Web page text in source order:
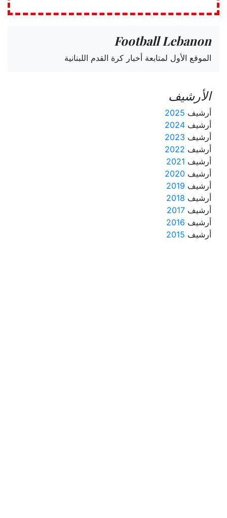
Football Lebanon
الموقع الأول لمتابعة أخبار كرة القدم اللبنانية
الأرشيف
أرشيف 2025
أرشيف 2024
أرشيف 2023
أرشيف 2022
أرشيف 2021
أرشيف 2020
أرشيف 2019
أرشيف 2018
أرشيف 2017
أرشيف 2016
أرشيف 2015